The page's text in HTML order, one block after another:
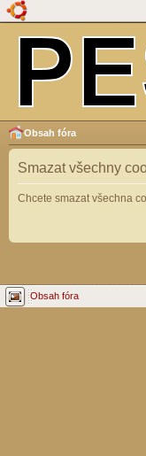
Obsah fóra
Smazat všechny
Chcete smazat všechna
Obsah fóra